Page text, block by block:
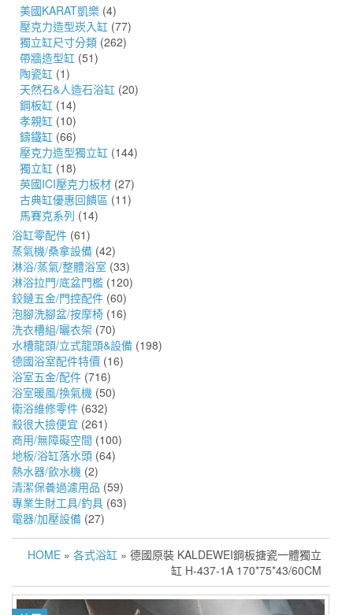
美國KARAT凱樂 (4)
壓克力造型崁入缸 (77)
獨立缸尺寸分類 (262)
帶牆造型缸 (51)
陶瓷缸 (1)
天然石&人造石浴缸 (20)
鋼板缸 (14)
孝親缸 (10)
鑄鐵缸 (66)
壓克力造型獨立缸 (144)
獨立缸 (18)
英國ICI壓克力板材 (27)
古典缸優惠回饋區 (11)
馬賽克系列 (14)
浴缸零配件 (61)
蒸氣機/桑拿設備 (42)
淋浴/蒸氣/整體浴室 (33)
淋浴拉門/底盆門檻 (120)
鉸鏈五金/門控配件 (60)
泡腳洗腳盆/按摩椅 (16)
洗衣槽組/曬衣架 (70)
水槽龍頭/立式龍頭&設備 (198)
德國浴室配件特價 (16)
浴室五金/配件 (716)
浴室暖風/換氣機 (50)
衛浴維修零件 (632)
殺很大撿便宜 (261)
商用/無障礙空間 (100)
地板/浴缸落水頭 (64)
熱水器/飲水機 (2)
清潔保養過濾用品 (59)
專業生財工具/釣具 (63)
電器/加壓設備 (27)
HOME » 各式浴缸 » 德國原裝 KALDEWEI鋼板搪瓷一體獨立
缸 H-437-1A 170*75*43/60CM